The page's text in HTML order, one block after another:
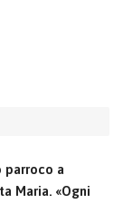
parroco a
Maria. «Ogni